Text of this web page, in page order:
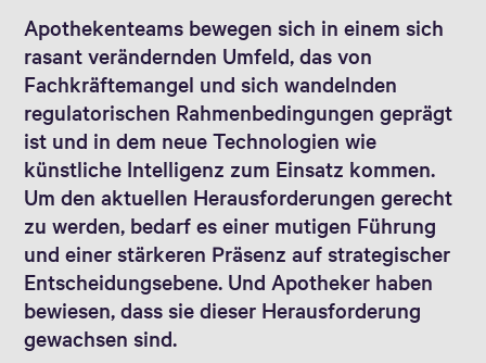
Apothekenteams bewegen sich in einem sich
rasant verändernden Umfeld, das von
Fachkräftemangel und sich wandelnden
regulatorischen Rahmenbedingungen geprägt
ist und in dem neue Technologien wie
künstliche Intelligenz zum Einsatz kommen.
Um den aktuellen Herausforderungen gerecht
zu werden, bedarf es einer mutigen Führung
und einer stärkeren Präsenz auf strategischer
Entscheidungsebene. Und Apotheker haben
bewiesen, dass sie dieser Herausforderung
gewachsen sind.